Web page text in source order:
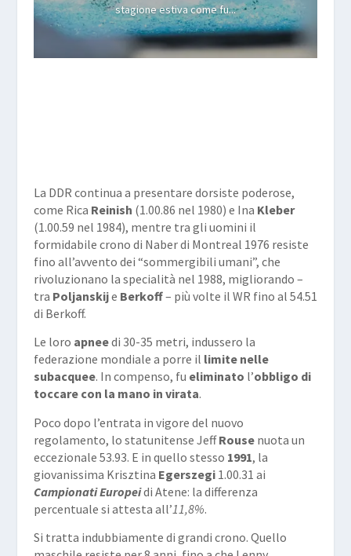
stagione estiva come fu...
La DDR continua a presentare dorsiste poderose,
come Rica Reinish (1.00.86 nel 1980) e Ina Kleber
(1.00.59 nel 1984), mentre tra gli uomini il
formidabile crono di Naber di Montreal 1976 resiste
fino all’avvento dei “sommergibili umani”, che
rivoluzionano la specialità nel 1988, migliorando –
tra Poljanskije Berkoff– più volte il WR fino al 54.51
di Berkoff.
Le loro apneedi 30-35 metri, indussero la
federazione mondiale a porre il limite nelle
subacquee. In compenso, fu eliminato l’obbligo di
toccare con la mano in virata.
Poco dopo l’entrata in vigore del nuovo
regolamento, lo statunitense JeffRousenuota un
eccezionale 53.93. E in quello stesso 1991, la
giovanissima Krisztina Egerszegi1.00.31 ai
Campionati Europeidi Atene: la differenza
percentuale si attesta all’11,8%.
Si tratta indubbiamente di grandi crono. Quello